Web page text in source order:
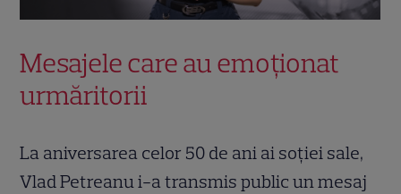
Mesajele care au emoționat
urmăritorii
La aniversarea celor 50 de ani ai soției sale,
Vlad Petreanu i-a transmis public un mesaj